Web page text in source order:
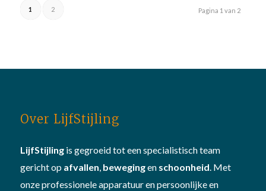
Pagina 1 van 2
1 2
Over LijfStijling
LijfStijlingis gegroeid tot een specialistisch team
gericht op afvallen, bewegingen schoonheid. Met
onze professionele apparatuur en persoonlijke en